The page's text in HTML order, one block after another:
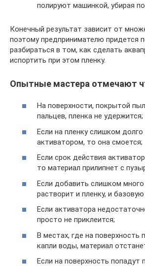
полируют машинкой, убирая
Конечный результат зависит от
поэтому предпринимателю придется
разбираться в том, как сделать
испортить при этом пленку.
Опытные мастера отмечают
На поверхности, покрытой
пальцев, пленка не удержится;
Если на пленку слишком
активатором, то она смоется;
Если срок действия
то материал прилипнет с
Если добавить слишком
растворит и пленку, и базовую
Если активатора
просто не приклеится;
В местах, где на поверхность
капли воды, материал
Если на поверхность попадут